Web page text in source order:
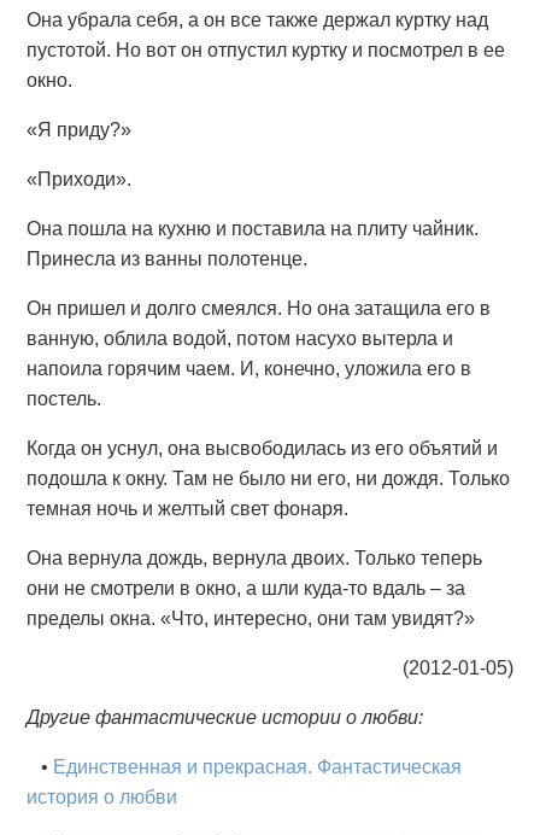
Она убрала себя, а он все также держал куртку над
пустотой. Но вот он отпустил куртку и посмотрел в ее
окно.
«Я приду?»
«Приходи».
Она пошла на кухню и поставила на плиту чайник.
Принесла из ванны полотенце.
Он пришел и долго смеялся. Но она затащила его в
ванную, облила водой, потом насухо вытерла и
напоила горячим чаем. И, конечно, уложила его в
постель.
Когда он уснул, она высвободилась из его объятий и
подошла к окну. Там не было ни его, ни дождя. Только
темная ночь и желтый свет фонаря.
Она вернула дождь, вернула двоих. Только теперь
они не смотрели в окно, а шли куда-то вдаль – за
пределы окна. «Что, интересно, они там увидят?»
(2012-01-05)
Другие фантастические истории о любви:
• Единственная и прекрасная. Фантастическая
история о любви